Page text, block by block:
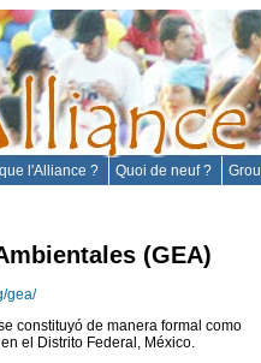
l'Alliance ? Quoi de neuf ?
(GEA)
gea/
constituyó de manera formal como
el Distrito Federal, México.